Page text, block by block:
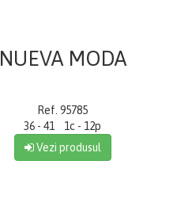
NUEVA MODA
Ref. 95785
36 - 41 1c - 12p
Vezi produsul